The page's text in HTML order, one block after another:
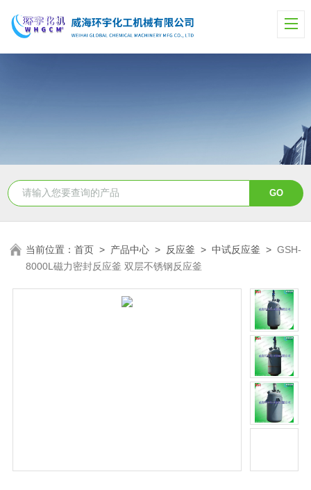
当前位置：首页 > 产品中心 > 反应釜 >中试反应釜 >GSH-
8000L磁力密封反应釜 双层不锈钢反应釜